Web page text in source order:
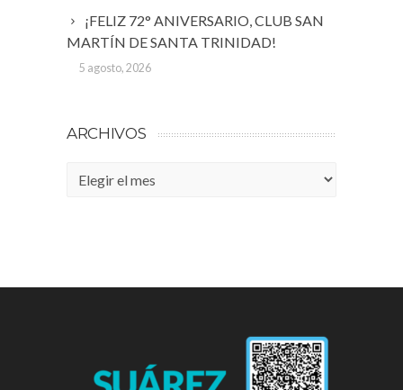
¡FELIZ 72° ANIVERSARIO, CLUB SAN
MARTÍN DE SANTA TRINIDAD!
5 agosto, 2026
ARCHIVOS
Archivos